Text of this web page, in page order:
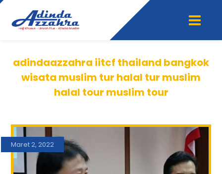
adindaazzahra iitcf thailand bangkok
wisata muslim tur halal tur muslim
halal tour muslim tour
Maret 2, 2022